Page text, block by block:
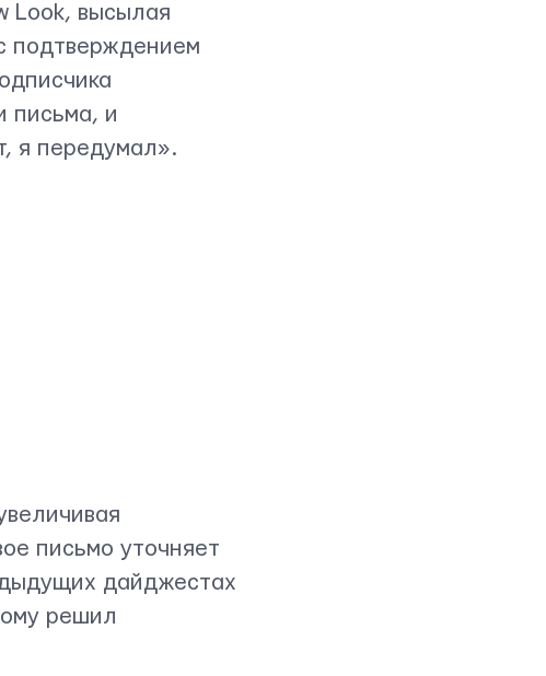
Look, высылая
подтверждением
письма, и
я передумал».
письмо уточняет
дайджестах
решил